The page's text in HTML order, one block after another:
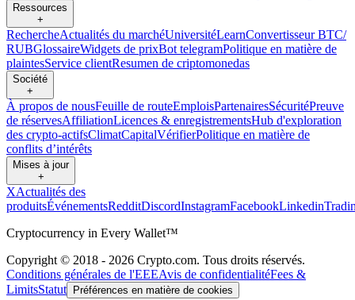
Ressources
+
RechercheActualités du marchéUniversitéLearnConvertisseur BTC/
RUBGlossaireWidgets de prixBot telegramPolitique en matière de
plaintesService clientResumen de criptomonedas
Société
+
À propos de nousFeuille de routeEmploisPartenairesSécuritéPreuve
de réservesAffiliationLicences & enregistrementsHub d'exploration
des crypto-actifsClimatCapitalVérifierPolitique en matière de
conflits d’intérêts
Mises à jour
+
XActualités des
produitsÉvénementsRedditDiscordInstagramFacebookLinkedin
Cryptocurrency in Every Wallet™
Copyright © 2018 - 2026 Crypto.com. Tous droits réservés.
Conditions générales de l'EEEAvis de confidentialitéFees &
LimitsStatut Préférences en matière de cookies